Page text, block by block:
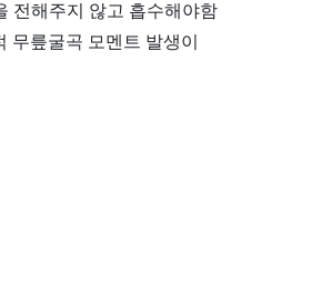
전해주지 않고 흡수해야함
무릎굴곡 모멘트 발생이